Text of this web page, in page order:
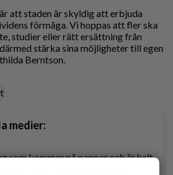
att staden är skyldig att erbjuda
förmåga. Vi hoppas att fler ska
studier eller rätt ersättning från
stärka sina möjligheter till egen
Berntson.
medier:
som kommer på papper och är helt